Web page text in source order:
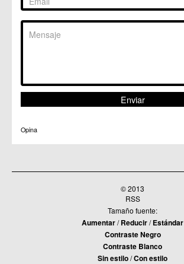
Opina
© 2013
RSS
Tamaño fuente:
Aumentar/Reducir/Estándar
Contraste Negro
Contraste Blanco
Sin estilo/Con estilo